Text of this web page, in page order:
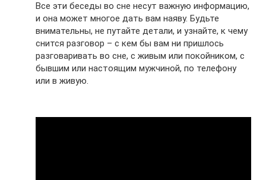
Все эти беседы во сне несут важную информацию,
и она может многое дать вам наяву. Будьте
внимательны, не путайте детали, и узнайте, к чему
снится разговор – с кем бы вам ни пришлось
разговаривать во сне, с живым или покойником, с
бывшим или настоящим мужчиной, по телефону
или в живую.